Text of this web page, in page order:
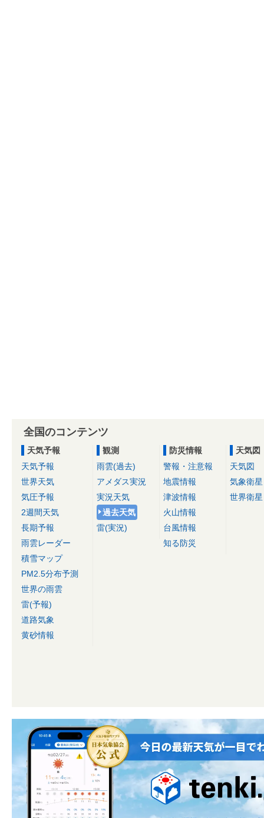
全国のコンテンツ
天気予報
天気予報
世界天気
気圧予報
2週間天気
長期予報
雨雲レーダー
積雪マップ
PM2.5分布予測
世界の雨雲
雷(予報)
道路気象
黄砂情報
観測
雨雲(過去)
アメダス実況
実況天気
過去天気
雷(実況)
防災情報
警報・注意報
地震情報
津波情報
火山情報
台風情報
知る防災
天気図
天気図
気象衛星
世界衛星